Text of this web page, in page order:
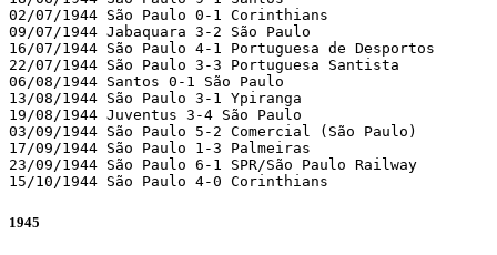
02/07/1944 São Paulo 0-1 Corinthians
09/07/1944 Jabaquara 3-2 São Paulo
16/07/1944 São Paulo 4-1 Portuguesa de Desportos
22/07/1944 São Paulo 3-3 Portuguesa Santista
06/08/1944 Santos 0-1 São Paulo
13/08/1944 São Paulo 3-1 Ypiranga
19/08/1944 Juventus 3-4 São Paulo
03/09/1944 São Paulo 5-2 Comercial (São Paulo)
17/09/1944 São Paulo 1-3 Palmeiras
23/09/1944 São Paulo 6-1 SPR/São Paulo Railway
15/10/1944 São Paulo 4-0 Corinthians
1945